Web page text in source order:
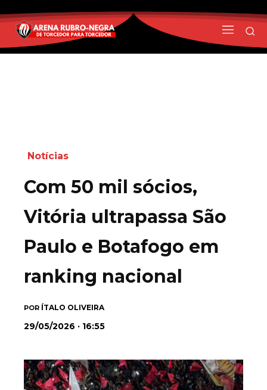
Notícias
Com 50 mil sócios,
Vitória ultrapassa São
Paulo e Botafogo em
ranking nacional
POR ÍTALO OLIVEIRA
29/05/2026 · 16:55